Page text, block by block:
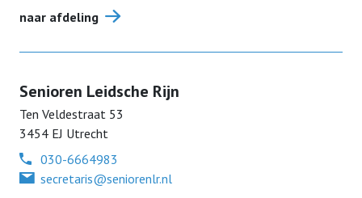
naar afdeling
Senioren Leidsche Rijn
Ten Veldestraat 53
3454 EJ Utrecht
030-6664983
secretaris@seniorenlr.nl